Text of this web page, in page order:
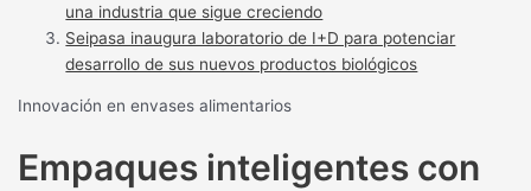
una industria que sigue creciendo
Seipasa inaugura laboratorio de I+D para potenciar
desarrollo de sus nuevos productos biológicos
Innovación en envases alimentarios
Empaques inteligentes con